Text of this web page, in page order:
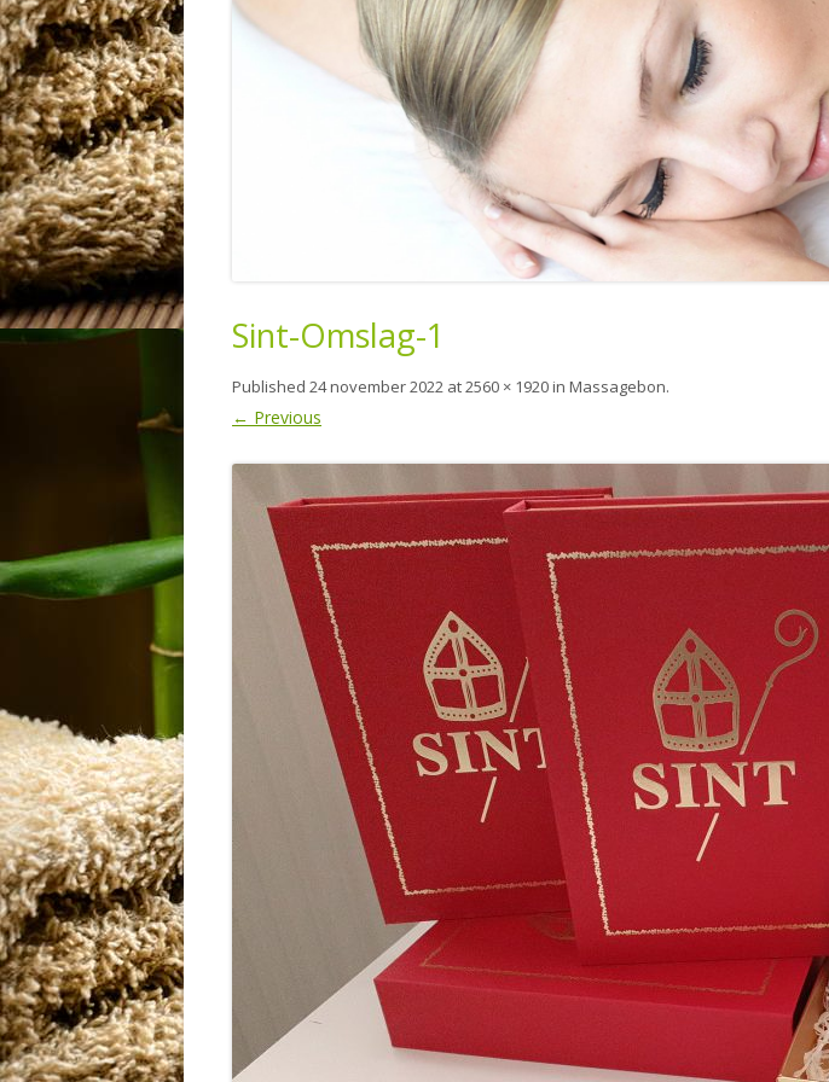
HAMMAM MASSAGE
VOETREFLEX
CEYLON BEHANDELING
SHEABUTTER MASSAGE
Sint-Omslag-1
Published 24 november 2022 at2560 × 1920in Massagebon.
← Previous